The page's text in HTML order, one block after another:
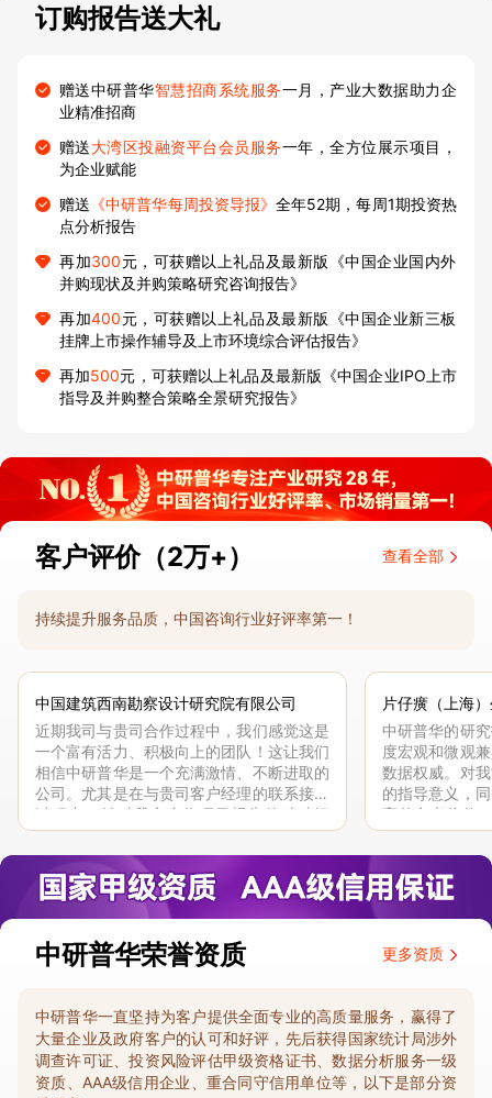
订购报告送大礼
赠送中研普华智慧招商系统服务一月，产业大数据助力企
业精准招商
赠送大湾区投融资平台会员服务一年，全方位展示项目，
为企业赋能
赠送 《中研普华每周投资导报》全年52期，每周1期投资热
点分析报告
再加300元，可获赠以上礼品及最新版《中国企业国内外
并购现状及并购策略研究咨询报告》
再加400元，可获赠以上礼品及最新版《中国企业新三板
挂牌上市操作辅导及上市环境综合评估报告》
再加500元，可获赠以上礼品及最新版《中国企业IPO上市
指导及并购整合策略全景研究报告》
客户评价（2万+） 查看全部
持续提升服务品质，中国咨询行业好评率第一！
中国建筑西南勘察设计研究院有限公司
近期我司与贵司合作过程中，我们感觉这是
一个富有活力、积极向上的团队！这让我们
相信中研普华是一个充满激情、不断进取的
公司。尤其是在与贵司客户经理的联系接洽
过程中，针对我方合作项目报告的种种细
节，及时细致缜密地协助与项目部沟通、探
讨和完善...
片仔癀（上海
中研普华的研
度宏观和微观
数据权威。对
的指导意义，
高的参考价值
体化”服务和行
司继续...
中研普华荣誉资质 更多资质
中研普华一直坚持为客户提供全面专业的高质量服务，赢得了
大量企业及政府客户的认可和好评，先后获得国家统计局涉外
调查许可证、投资风险评估甲级资格证书、数据分析服务一级
资质、AAA级信用企业、重合同守信用单位等，以下是部分资